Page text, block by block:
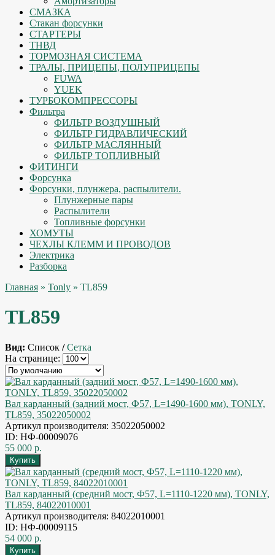
СМАЗКА
Стакан форсунки
СТАРТЕРЫ
ТНВД
ТОРМОЗНАЯ СИСТЕМА
ТРАЛЫ, ПРИЦЕПЫ, ПОЛУПРИЦЕПЫ
FUWA
YUEK
ТУРБОКОМПРЕССОРЫ
Фильтра
ФИЛЬТР ВОЗДУШНЫЙ
ФИЛЬТР ГИДРАВЛИЧЕСКИЙ
ФИЛЬТР МАСЛЯННЫЙ
ФИЛЬТР ТОПЛИВНЫЙ
ФИТИНГИ
Форсунка
Форсунки, плунжера, распылители.
Плунжерные пары
Распылители
Топливные форсунки
ХОМУТЫ
ЧЕХЛЫ КЛЕММ И ПРОВОДОВ
Электрика
Разборка
Главная » Tonly » TL859
TL859
Вид: Список / Сетка
На странице:
Вал карданный (задний мост, Ф57, L=1490-1600 мм), TONLY,
TL859, 35022050002
Артикул производителя: 35022050002
ID: НФ-00009076
55 000 р.
Вал карданный (средний мост, Ф57, L=1110-1220 мм), TONLY,
TL859, 84022010001
Артикул производителя: 84022010001
ID: НФ-00009115
54 000 р.